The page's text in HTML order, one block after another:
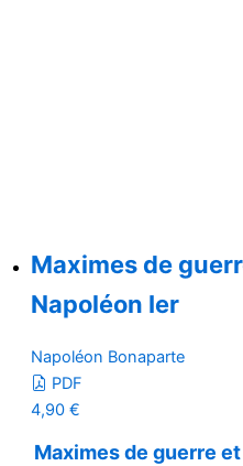
Maximes de
Napoléon Ier
Napoléon Bonaparte
PDF
4,90 €
Maximes de guerre